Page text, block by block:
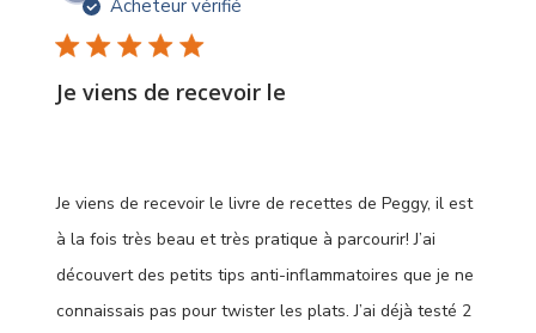
Acheteur vérifié
Je viens de recevoir le
Je viens de recevoir le livre de recettes de Peggy, il est
à la fois très beau et très pratique à parcourir! J’ai
découvert des petits tips anti-inflammatoires que je ne
connaissais pas pour twister les plats. J’ai déjà testé 2